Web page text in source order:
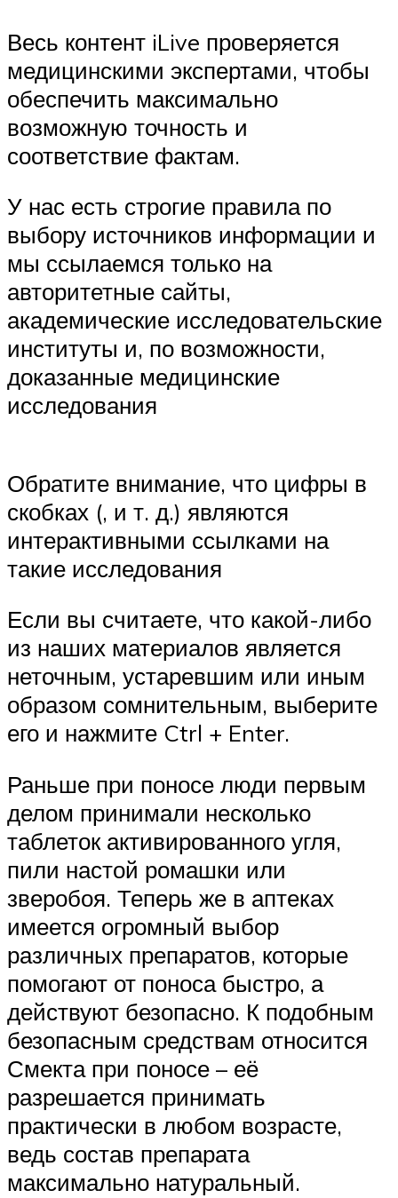
Весь контент iLive проверяется
медицинскими экспертами, чтобы
обеспечить максимально
возможную точность и
соответствие фактам.
У нас есть строгие правила по
выбору источников информации и
мы ссылаемся только на
авторитетные сайты,
академические исследовательские
институты и, по возможности,
доказанные медицинские
исследования
Обратите внимание, что цифры в
скобках (, и т. д.) являются
интерактивными ссылками на
такие исследования
Если вы считаете, что какой-либо
из наших материалов является
неточным, устаревшим или иным
образом сомнительным, выберите
его и нажмите Ctrl + Enter.
Раньше при поносе люди первым
делом принимали несколько
таблеток активированного угля,
пили настой ромашки или
зверобоя. Теперь же в аптеках
имеется огромный выбор
различных препаратов, которые
помогают от поноса быстро, а
действуют безопасно. К подобным
безопасным средствам относится
Смекта при поносе – её
разрешается принимать
практически в любом возрасте,
ведь состав препарата
максимально натуральный.